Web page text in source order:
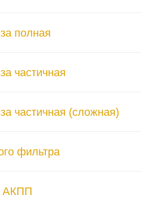
полная
частичная
частичная (сложная)
фильтра
АКПП